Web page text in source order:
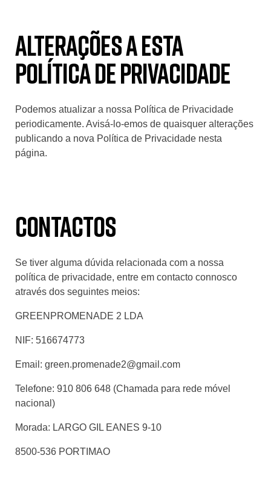
Alterações a esta
Política de Privacidade
Podemos atualizar a nossa Política de Privacidade
periodicamente. Avisá-lo-emos de quaisquer alterações
publicando a nova Política de Privacidade nesta
página.
Contactos
Se tiver alguma dúvida relacionada com a nossa
política de privacidade, entre em contacto connosco
através dos seguintes meios:
GREENPROMENADE 2 LDA
NIF: 516674773
Email: green.promenade2@gmail.com
Telefone: 910 806 648 (Chamada para rede móvel
nacional)
Morada: LARGO GIL EANES 9-10
8500-536 PORTIMAO